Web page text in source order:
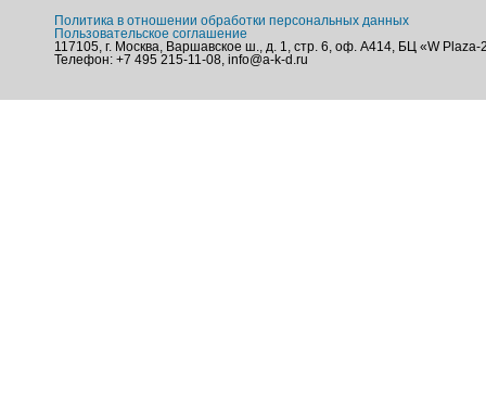
Политика в отношении обработки персональных данных
Пользовательское соглашение
117105, г. Москва, Варшавское ш., д. 1, стр. 6, оф. А414, БЦ «W Plaza-
Телефон: +7 495 215-11-08, info@a-k-d.ru